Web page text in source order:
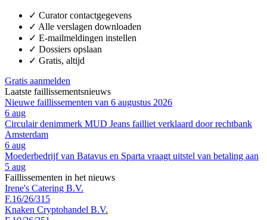
✓ Curator contactgegevens
✓ Alle verslagen downloaden
✓ E-mailmeldingen instellen
✓ Dossiers opslaan
✓ Gratis, altijd
Gratis aanmelden
Laatste faillissementsnieuws
Nieuwe faillissementen van 6 augustus 2026
6 aug
Circulair denimmerk MUD Jeans failliet verklaard door rechtbank
Amsterdam
6 aug
Moederbedrijf van Batavus en Sparta vraagt uitstel van betaling aan
5 aug
Faillissementen in het nieuws
Irene's Catering B.V.
F.16/26/315
Knaken Cryptohandel B.V.